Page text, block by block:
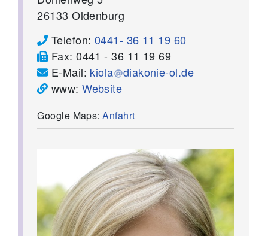
26133 Oldenburg
Telefon: 0441- 36 11 19 60
Fax:0441 - 36 11 19 69
E-Mail: kiola
diakonie-ol.de
www:Website
Google Maps:Anfahrt